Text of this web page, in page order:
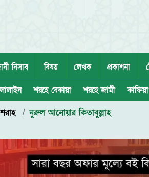
নিসাব বিষয় লেখক প্রকাশনা
শরহে বেকায়া শরহে জামী কাফিয়া
নুরুল আনোয়ার কিতাবুল্লাহ